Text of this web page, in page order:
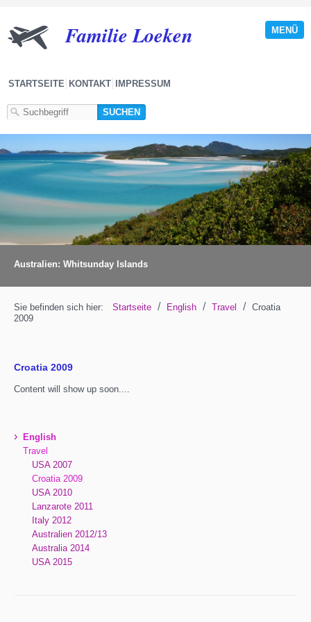
MENÜ
Familie Loeken
STARTSEITE KONTAKT IMPRESSUM
Australien: Whitsunday Islands
Sie befinden sich hier: Startseite / English / Travel / Croatia
2009
Croatia 2009
Content will show up soon....
›
English
Travel
USA 2007
Croatia 2009
USA 2010
Lanzarote 2011
Italy 2012
Australien 2012/13
Australia 2014
USA 2015